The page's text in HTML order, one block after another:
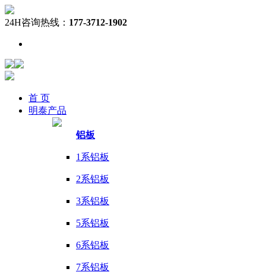
24H咨询热线： 177-3712-1902
首 页
明泰产品
铝板
1系铝板
2系铝板
3系铝板
5系铝板
6系铝板
7系铝板